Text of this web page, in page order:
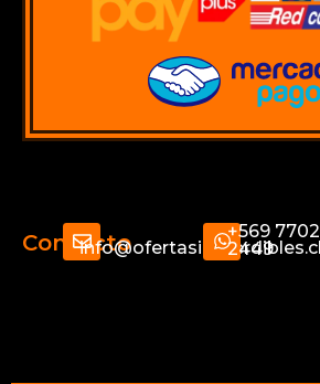
Contactoinfo@ofertasimperdibles.cl
+569 7702
2449